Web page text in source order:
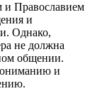
и Православием
и
Однако,
не должна
общении.
и